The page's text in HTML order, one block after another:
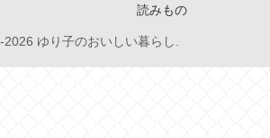
読みもの
ゆり子のおいしい暮らし.